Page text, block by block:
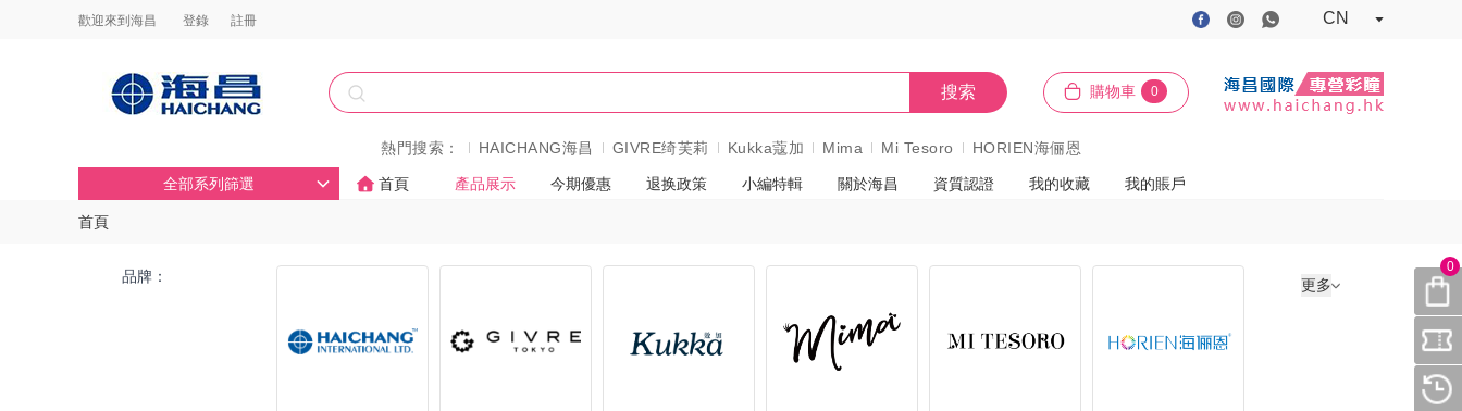
歡迎來到海昌 登錄 註冊 CN
搜索 購物車 0
熱門搜索： HAICHANG海昌 GIVRE绮芙莉 Kukka蔻加 Mima Mi Tesoro HORIEN海俪恩
全部系列篩選 首頁 產品展示 今期優惠 退换政策 小編特輯 關於海昌 資質認證 我的收藏 我的賬戶
首頁
品牌： 更多
0